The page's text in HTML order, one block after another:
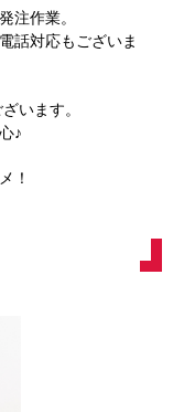
注作業。
話対応もございま
います。
♪
！